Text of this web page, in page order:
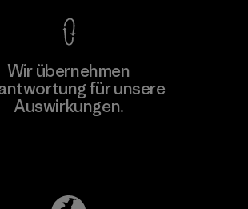
Wir übernehmen
für unsere
Auswirkungen.